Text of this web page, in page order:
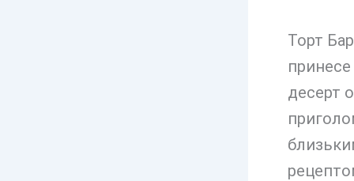
Торт
десерт